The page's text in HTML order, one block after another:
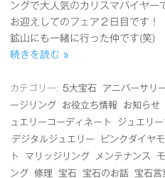
ングで大人気のカリスマバイヤー
お迎えしてのフェア２日目です
鉱山にも一緒に行った仲です(笑
続きを読む »
カテゴリー: 5大宝石 アニバーサリ
ージリング
お役立ち情報 お知らせ
ュエリーコーディネート
ジュエリ
デジタルジュエリー
ピンクダイヤ
ト
マリッジリング メンテナンス
ング
修理 宝石 宝石のお話 宝石言